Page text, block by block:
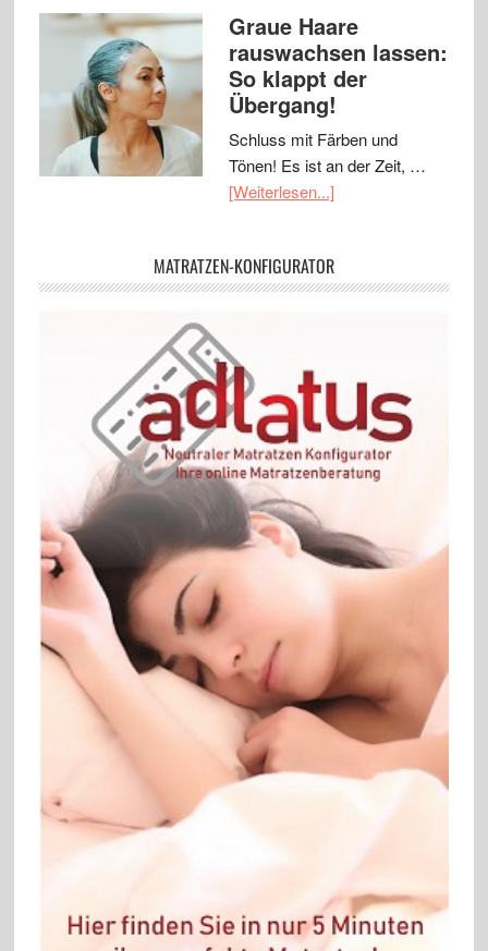
Graue Haare
rauswachsen lassen:
So klappt der
Übergang!
Schluss mit Färben und
Tönen! Es ist an der Zeit, …
[Weiterlesen...]
MATRATZEN-KONFIGURATOR